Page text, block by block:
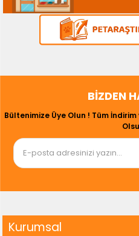
BIZDEN
Bültenimize Üye Olun ! Tüm
Kurumsal